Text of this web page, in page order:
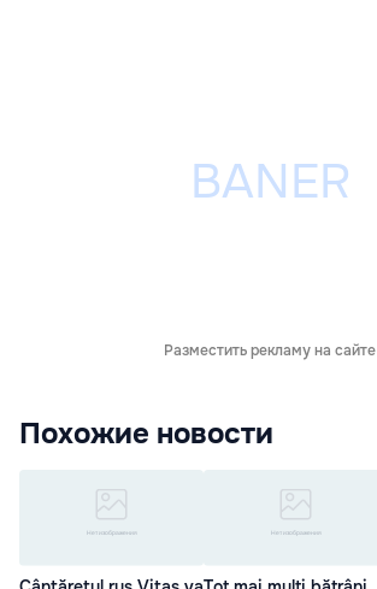
Разместить рекламу на сайте
Похожие новости